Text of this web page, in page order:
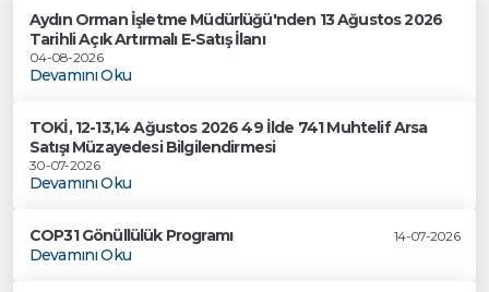
Aydın Orman İşletme Müdürlüğü'nden 13 Ağustos 2026
Tarihli Açık Artırmalı E-Satış İlanı
04-08-2026
Devamını Oku
TOKİ, 12-13,14 Ağustos 2026 49 İlde 741 Muhtelif Arsa
Satışı Müzayedesi Bilgilendirmesi
30-07-2026
Devamını Oku
COP31 Gönüllülük Programı 14-07-2026
Devamını Oku